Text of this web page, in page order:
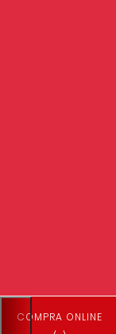
COMPRA ONLINE